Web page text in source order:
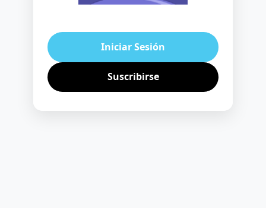
Iniciar Sesión
Suscribirse